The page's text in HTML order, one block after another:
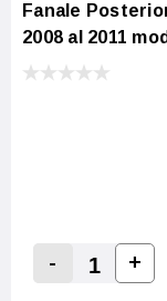
Fanale
2008 al 2011
Decrease
- +